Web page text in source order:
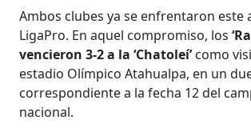
Ambos clubes ya se enfrentaron este
LigaPro. En aquel compromiso, los
vencieron 3-2 a la ‘Chatoleí’como
estadio Olímpico Atahualpa, en un
correspondiente a la fecha 12 del
nacional.